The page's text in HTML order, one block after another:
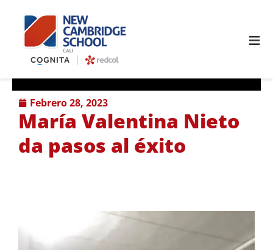
≡
febrero 28, 2023
María Valentina Nieto
da pasos al éxito